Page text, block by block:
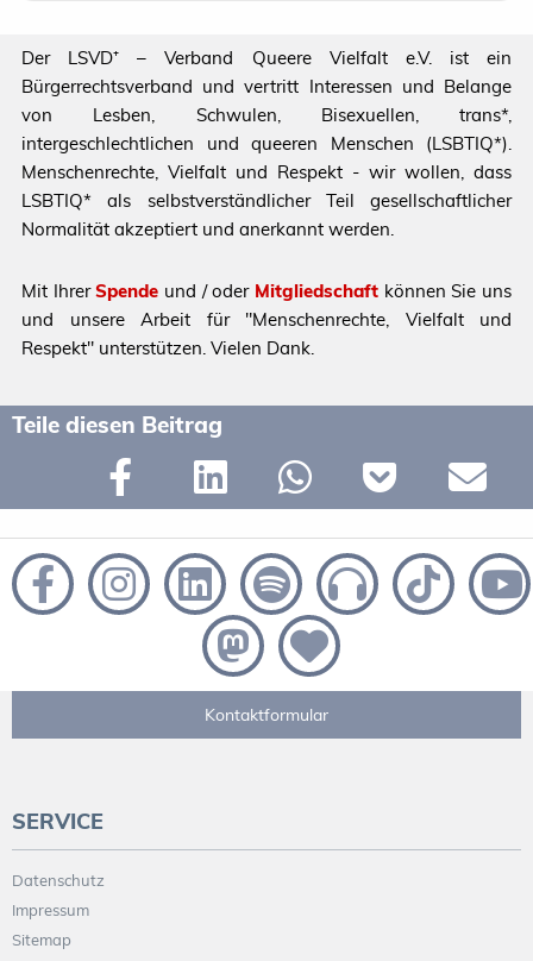
Der LSVD⁺ – Verband Queere Vielfalt e.V. ist ein
Bürgerrechtsverband und vertritt Interessen und Belange
von Lesben, Schwulen, Bisexuellen, trans*,
intergeschlechtlichen und queeren Menschen (LSBTIQ*).
Menschenrechte, Vielfalt und Respekt - wir wollen, dass
LSBTIQ* als selbstverständlicher Teil gesellschaftlicher
Normalität akzeptiert und anerkannt werden.
Mit IhrerSpende und / oder Mitgliedschaft können Sie uns
und unsere Arbeit für "Menschenrechte, Vielfalt und
Respekt" unterstützen. Vielen Dank.
Teile diesen Beitrag
Kontaktformular
SERVICE
Datenschutz
Impressum
Sitemap